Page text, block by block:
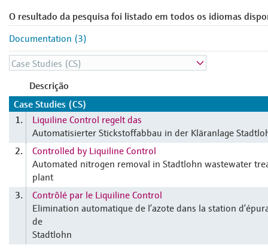
O resultado da pesquisa foi listado em todos os idiomas
Documentation (3)
Descrição
Case Studies (CS)
1.
Liquiline Control regelt das
Automatisierter Stickstoffabbau in der Kläranlage
2.
Controlled by Liquiline Control
Automated nitrogen removal in Stadtlohn wastewater
plant
3.
Contrôlé par le Liquiline Control
Elimination automatique de l’azote dans la station
de
Stadtlohn